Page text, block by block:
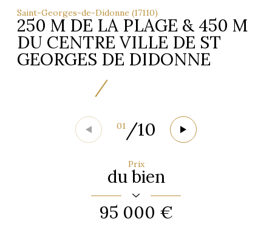
Saint-Georges-de-Didonne (17110)
250 M DE LA PLAGE & 450 M
DU CENTRE VILLE DE ST
GEORGES DE DIDONNE
01/10
Prix
du bien
95 000 €